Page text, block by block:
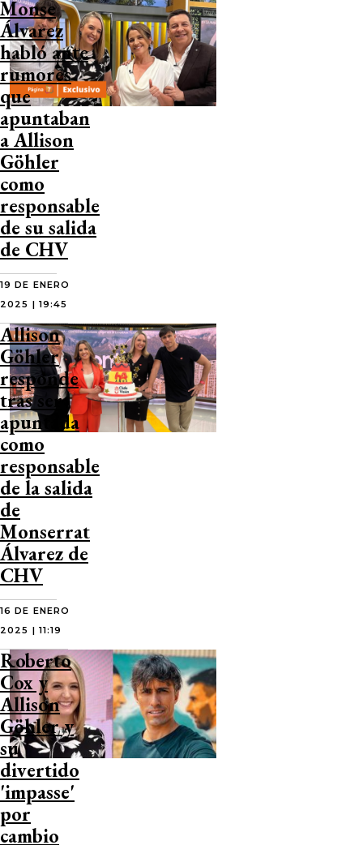
Monse
Álvarez
habló ante
rumores
que
apuntaban
a Allison
Göhler
como
responsable
de su salida
de CHV
19 DE ENERO
2025 | 19:45
Allison
Göhler
responde
tras ser
apuntada
como
responsable
de la salida
de
Monserrat
Álvarez de
CHV
16 DE ENERO
2025 | 11:19
Roberto
Cox y
Allison
Göhler y
su
divertido
'impasse'
por
cambio